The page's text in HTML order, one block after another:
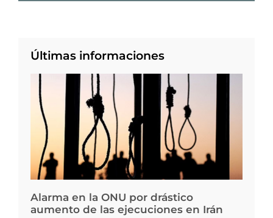
Últimas informaciones
Alarma en la ONU por drástico
aumento de las ejecuciones en Irán